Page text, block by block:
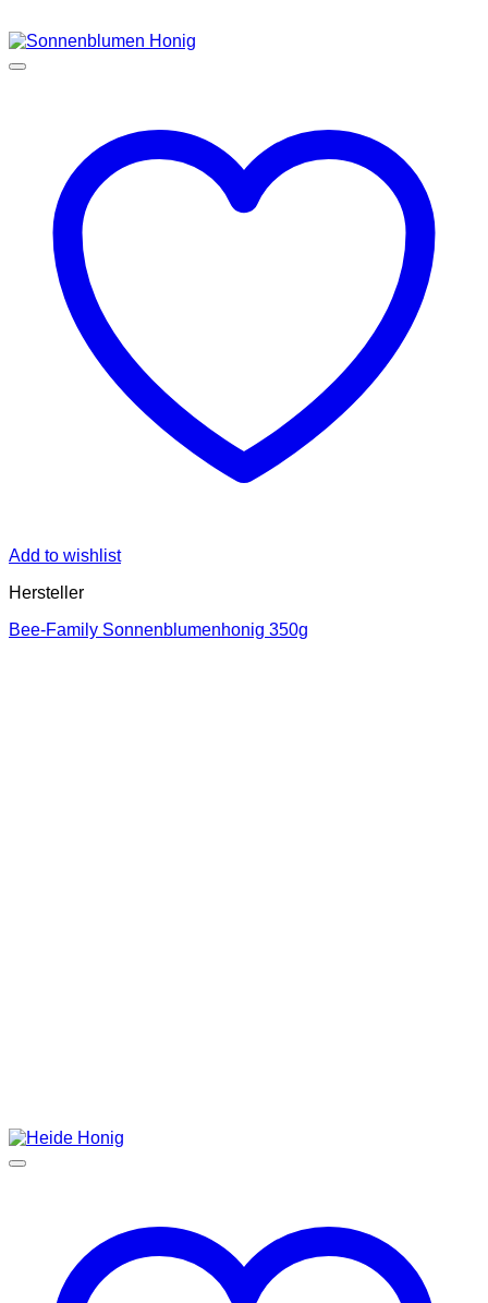
Add to wishlist
Hersteller
Bee-Family Sonnenblumenhonig 350g